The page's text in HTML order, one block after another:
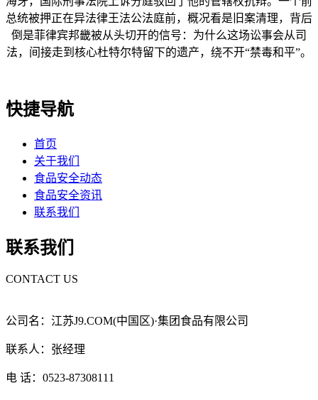
总统被押正在异法律王法公法庭前，概况看是旧案清理，背后
倒是菲律宾邦畿被从头切开的信号：为什么这场讼事会从司
法，间接走到核心杜特尔特留下的遗产，绕不开“禁毒和平”。
快捷导航
首页
关于我们
食品安全动态
食品安全资讯
联系我们
联系我们
CONTACT US
公司名：江苏J9.COM(中国区)·集团食品有限公司
联系人：张经理
电 话：0523-87308111